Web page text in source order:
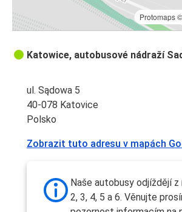
Protomaps©
Katowice, autobusové nádraží
ul. Sądowa 5
40-078 Katovice
Polsko
Zobrazit tuto adresu v mapách
Naše autobusy odjíždějí
2, 3, 4, 5 a 6. Věnujte